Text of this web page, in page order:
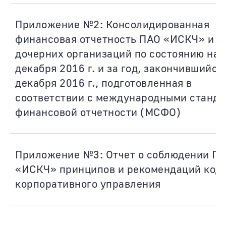
Приложение №2: Консолидированная
финансовая отчетность ПАО «ИСКЧ» и
дочерних организаций по состоянию на
декабря 2016 г. и за год,
декабря 2016 г., подготовленная в
соответствии с международными
финансовой отчетности (МСФО)
Приложение №3: Отчет о соблюдении
«ИСКЧ» принципов и рекомендаций
корпоративного управления